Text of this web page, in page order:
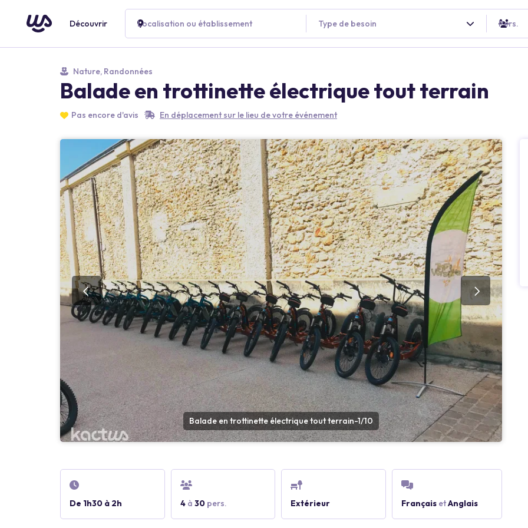
Découvrir Localisation ou établissement Type de besoin Pers.
Nature, Randonnées
Balade en trottinette électrique tout terrain
Pas encore d'avis En déplacement sur le lieu de votre événement
Balade en trottinette électrique tout terrain-1/10
De 1h30 à 2h 4à 30pers. Extérieur FrançaisetAnglais